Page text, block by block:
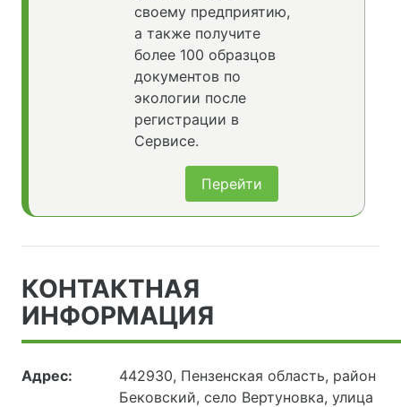
своему предприятию,
а также получите
более 100 образцов
документов по
экологии после
регистрации в
Сервисе.
Перейти
КОНТАКТНАЯ
ИНФОРМАЦИЯ
Адрес:
442930, Пензенская область, район
Бековский, село Вертуновка, улица